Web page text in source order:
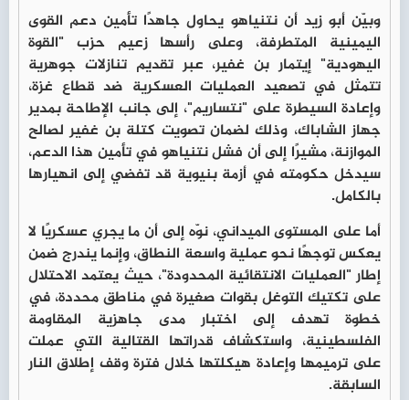
وبيّن أبو زيد أن نتنياهو يحاول جاهدًا تأمين دعم القوى
اليمينية المتطرفة، وعلى رأسها زعيم حزب "القوة
اليهودية" إيتمار بن غفير، عبر تقديم تنازلات جوهرية
تتمثل في تصعيد العمليات العسكرية ضد قطاع غزة،
وإعادة السيطرة على "نتساريم"، إلى جانب الإطاحة بمدير
جهاز الشاباك، وذلك لضمان تصويت كتلة بن غفير لصالح
الموازنة، مشيرًا إلى أن فشل نتنياهو في تأمين هذا الدعم،
سيدخل حكومته في أزمة بنيوية قد تفضي إلى انهيارها
بالكامل.
أما على المستوى الميداني، نوّه إلى أن ما يجري عسكريًا لا
يعكس توجهًا نحو عملية واسعة النطاق، وإنما يندرج ضمن
إطار "العمليات الانتقائية المحدودة"، حيث يعتمد الاحتلال
على تكتيك التوغل بقوات صغيرة في مناطق محددة، في
خطوة تهدف إلى اختبار مدى جاهزية المقاومة
الفلسطينية، واستكشاف قدراتها القتالية التي عملت
على ترميمها وإعادة هيكلتها خلال فترة وقف إطلاق النار
السابقة.